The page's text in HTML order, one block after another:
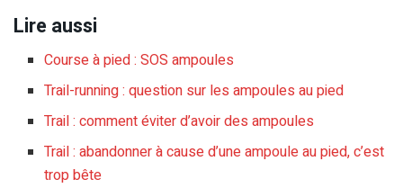
Lire aussi
Course à pied : SOS ampoules
Trail-running : question sur les ampoules au pied
Trail : comment éviter d’avoir des ampoules
Trail : abandonner à cause d’une ampoule au pied, c’est
trop bête